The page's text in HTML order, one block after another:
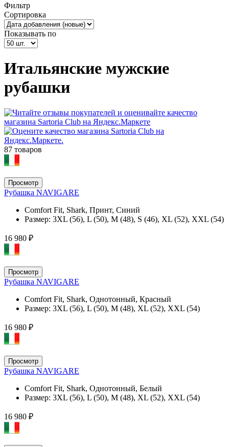
Фильтр
Сортировка
Показывать по
Итальянские мужские
рубашки
87 товаров
Просмотр
Рубашка NAVIGARE
Comfort Fit, Shark, Принт, Синий
Размер: 3XL (56), L (50), M (48), S (46), XL (52), XXL (54)
16 980 ₽
Просмотр
Рубашка NAVIGARE
Comfort Fit, Shark, Однотонный, Красный
Размер: 3XL (56), L (50), M (48), XL (52), XXL (54)
16 980 ₽
Просмотр
Рубашка NAVIGARE
Comfort Fit, Shark, Однотонный, Белый
Размер: 3XL (56), L (50), M (48), XL (52), XXL (54)
16 980 ₽